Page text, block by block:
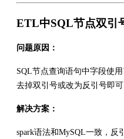
ETL中SQL节点双引
问题原因：
SQL节点查询语句中字段使
去掉双引号或改为反引号即可
解决方案：
spark语法和MySQL一致，反